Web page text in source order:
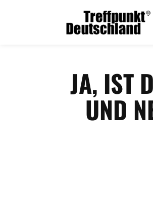
JA, IST
UND